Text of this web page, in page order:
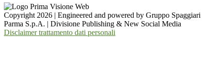
Copyright 2026 | Engineered and powered by Gruppo Spaggiari
Parma S.p.A. | Divisione Publishing & New Social Media
Disclaimer trattamento dati personali